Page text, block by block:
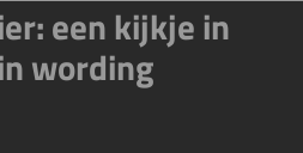
een kijkje in
wording